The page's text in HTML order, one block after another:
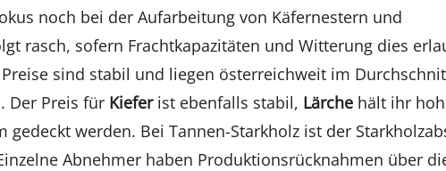
noch bei der Aufarbeitung von Käfernestern und
rasch, sofern Frachtkapazitäten und Witterung dies
sind stabil und liegen österreichweit im
Der Preis für Kieferist ebenfalls stabil, Lärche hält ihr
gedeckt werden. Bei Tannen-Starkholz ist der
Abnehmer haben Produktionsrücknahmen über